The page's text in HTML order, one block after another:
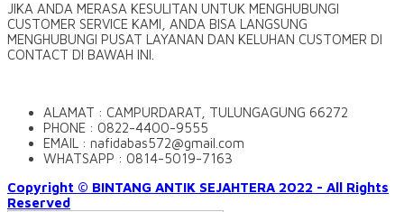
JIKA ANDA MERASA KESULITAN UNTUK MENGHUBUNGI
CUSTOMER SERVICE KAMI, ANDA BISA LANGSUNG
MENGHUBUNGI PUSAT LAYANAN DAN KELUHAN CUSTOMER DI
CONTACT DI BAWAH INI.
ALAMAT : CAMPURDARAT, TULUNGAGUNG 66272
PHONE : 0822-4400-9555
EMAIL : nafidabas572@gmail.com
WHATSAPP : 0814-5019-7163
Copyright © BINTANG ANTIK SEJAHTERA 2022 - All Rights
Reserved